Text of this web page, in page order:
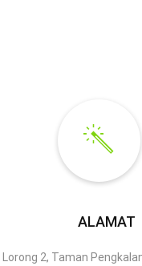
ALAMAT
Lorong 2, Taman